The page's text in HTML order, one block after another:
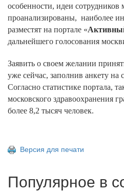
особенности, идеи сотрудников
проанализированы, наиболее
разместят на портале «
дальнейшего голосования
Заявить о своем желании
уже сейчас, заполнив анкету на
Согласно статистике портала,
московского здравоохранения
более 8,2 тысяч человек.
Версия для печати
Популярное в